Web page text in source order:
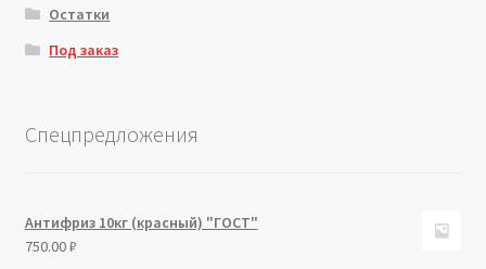
Остатки
Под заказ
Спецпредложения
Антифриз 10кг (красный) "ГОСТ"
750.00₽